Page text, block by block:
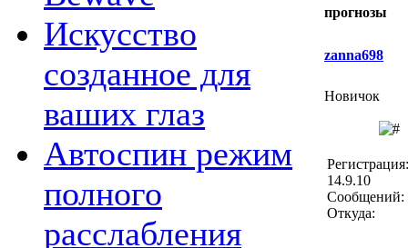
Искусство
созданное для
ваших глаз
Автоспин режим
полного
расслабления
прогнозы
zanna698
Новичок
Регистрация:
14.9.10
Сообщений:
Откуда: